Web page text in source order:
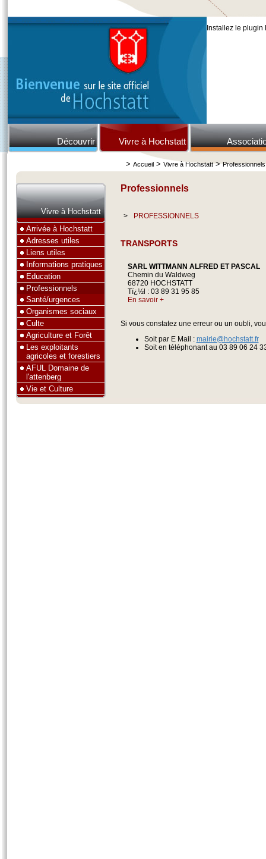
Installez le
Découvrir Vivre à Hochstatt
> Accueil> Vivre à Hochstatt>Professionnels
Vivre à Hochstatt
Arrivée à Hochstatt
Adresses utiles
Liens utiles
Informations pratiques
Education
Professionnels
Santé/urgences
Organismes sociaux
Culte
Agriculture et Forêt
Les exploitants
agricoles et forestiers
AFUL Domaine de
l'attenberg
Vie et Culture
Professionnels
> PROFESSIONNELS
TRANSPORTS
SARL WITTMANN ALFRED ET PASCAL
Chemin du Waldweg
68720 HOCHSTATT
Tï¿½l : 03 89 31 95 85
En savoir +
Si vous constatez une erreur ou un oubli,
Soit par E Mail : mairie@hochstatt.fr
Soit en téléphonant au 03 89 06 24